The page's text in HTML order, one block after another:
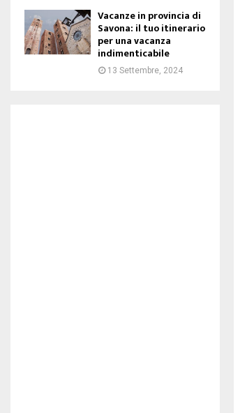
Vacanze in provincia di
Savona: il tuo itinerario
per una vacanza
indimenticabile
13 Settembre, 2024